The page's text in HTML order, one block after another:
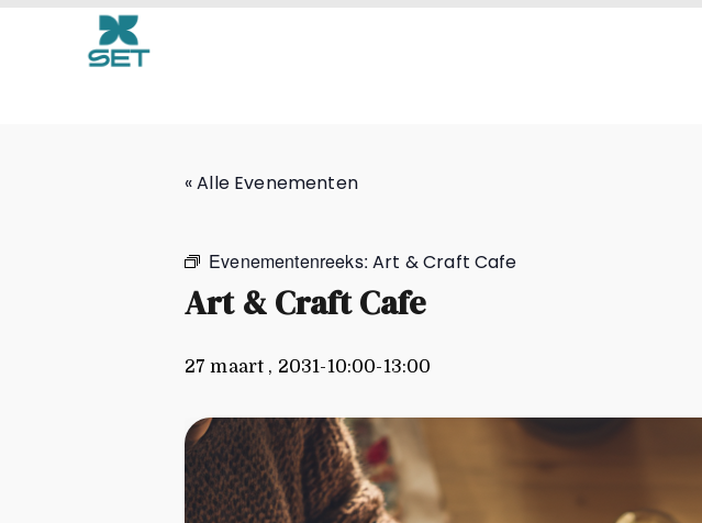
Art & Craft Cafe
« Alle Evenementen
Evenementenreeks:Art & Craft Cafe
Art & Craft Cafe
27 maart , 2031-10:00-13:00